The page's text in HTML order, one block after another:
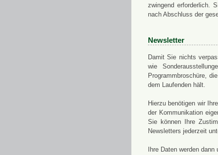
zwingend erforderlich.
nach Abschluss der
Newsletter
Damit Sie nichts
wie
Programmbroschüre,
dem Laufenden hält.
Hierzu benötigen wir
der Kommunikation
Sie können Ihre
Newsletters jederzeit
Ihre Daten werden